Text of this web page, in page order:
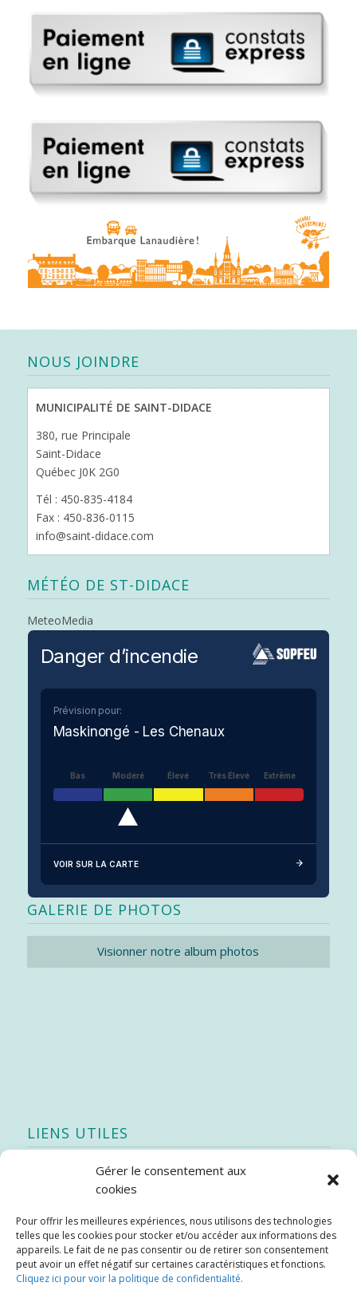
Gérer le consentement aux
cookies
Pour offrir les meilleures expériences, nous utilisons des technologies
telles que les cookies pour stocker et/ou accéder aux informations des
appareils. Le fait de ne pas consentir ou de retirer son consentement
peut avoir un effet négatif sur certaines caractéristiques et fonctions.
Cliquez ici pour voir la politique de confidentialité.
NOUS JOINDRE
MUNICIPALITÉ DE SAINT-DIDACE
380, rue Principale
Saint-Didace
Québec J0K 2G0
Tél : 450-835-4184
Fax : 450-836-0115
info@saint-didace.com
MÉTÉO DE ST-DIDACE
MeteoMedia
Danger d’incendie
Prévision pour:
Maskinongé - Les Chenaux
Bas Modéré Élevé Très Élevé Extrême
VOIR SUR LA CARTE
GALERIE DE PHOTOS
Visionner notre album photos
LIENS UTILES
Quoi de neuf
Stratégie québécoise d’économie d’eau potable
Bibliothèque
Météo locale